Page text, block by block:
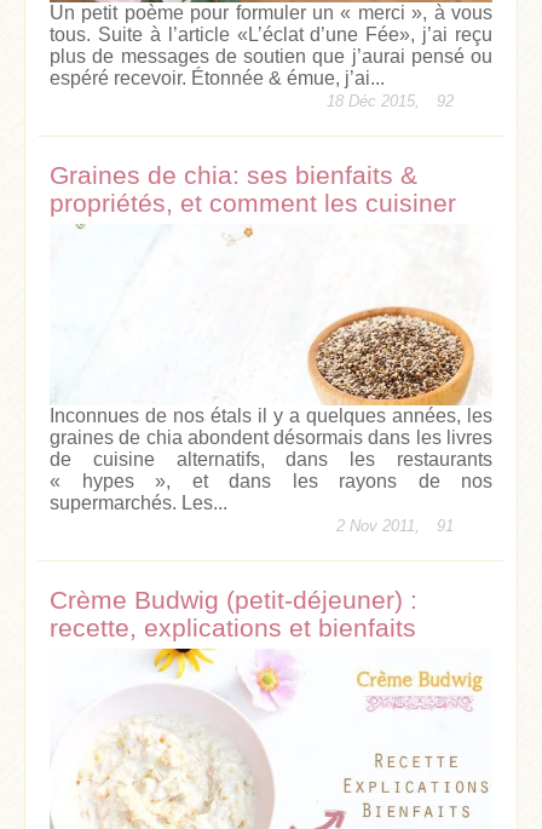
Un petit poème pour formuler un « merci », à vous
tous. Suite à l’article «L’éclat d’une Fée», j’ai reçu
plus de messages de soutien que j’aurai pensé ou
espéré recevoir. Étonnée & émue, j’ai...
18 Déc 2015, 92
Graines de chia: ses bienfaits &
propriétés, et comment les cuisiner
Inconnues de nos étals il y a quelques années, les
graines de chia abondent désormais dans les livres
de cuisine alternatifs, dans les restaurants
« hypes », et dans les rayons de nos
supermarchés. Les...
2 Nov 2011, 91
Crème Budwig (petit-déjeuner) :
recette, explications et bienfaits